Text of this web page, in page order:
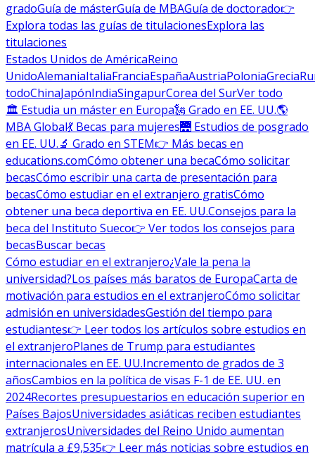
gradoGuía de másterGuía de MBAGuía de doctorado👉
Explora todas las guías de titulacionesExplora las
titulaciones
Estados Unidos de AméricaReino
UnidoAlemaniaItaliaFranciaEspañaAustriaPoloniaGrecia
todoChinaJapónIndiaSingapurCorea del SurVer todo
🏛 Estudia un máster en Europa🗽 Grado en EE. UU.🌎
MBA Global💃 Becas para mujeres🌉 Estudios de posgrado
en EE. UU.🔬 Grado en STEM👉 Más becas en
educations.comCómo obtener una becaCómo solicitar
becasCómo escribir una carta de presentación para
becasCómo estudiar en el extranjero gratisCómo
obtener una beca deportiva en EE. UU.Consejos para la
beca del Instituto Sueco👉 Ver todos los consejos para
becasBuscar becas
Cómo estudiar en el extranjero¿Vale la pena la
universidad?Los países más baratos de EuropaCarta de
motivación para estudios en el extranjeroCómo solicitar
admisión en universidadesGestión del tiempo para
estudiantes👉 Leer todos los artículos sobre estudios en
el extranjeroPlanes de Trump para estudiantes
internacionales en EE. UU.Incremento de grados de 3
añosCambios en la política de visas F-1 de EE. UU. en
2024Recortes presupuestarios en educación superior en
Países BajosUniversidades asiáticas reciben estudiantes
extranjerosUniversidades del Reino Unido aumentan
matrícula a £9,535👉 Leer más noticias sobre estudios en